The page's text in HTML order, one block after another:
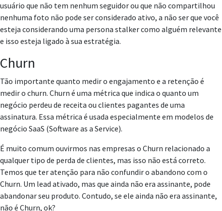
usuário que não tem nenhum seguidor ou que não compartilhou
nenhuma foto não pode ser considerado ativo, a não ser que você
esteja considerando uma persona stalker como alguém relevante
e isso esteja ligado à sua estratégia.
Churn
Tão importante quanto medir o engajamento e a retenção é
medir o churn. Churn é uma métrica que indica o quanto um
negócio perdeu de receita ou clientes pagantes de uma
assinatura. Essa métrica é usada especialmente em modelos de
negócio SaaS (Software as a Service).
É muito comum ouvirmos nas empresas o Churn relacionado a
qualquer tipo de perda de clientes, mas isso não está correto.
Temos que ter atenção para não confundir o abandono com o
Churn. Um lead ativado, mas que ainda não era assinante, pode
abandonar seu produto. Contudo, se ele ainda não era assinante,
não é Churn, ok?